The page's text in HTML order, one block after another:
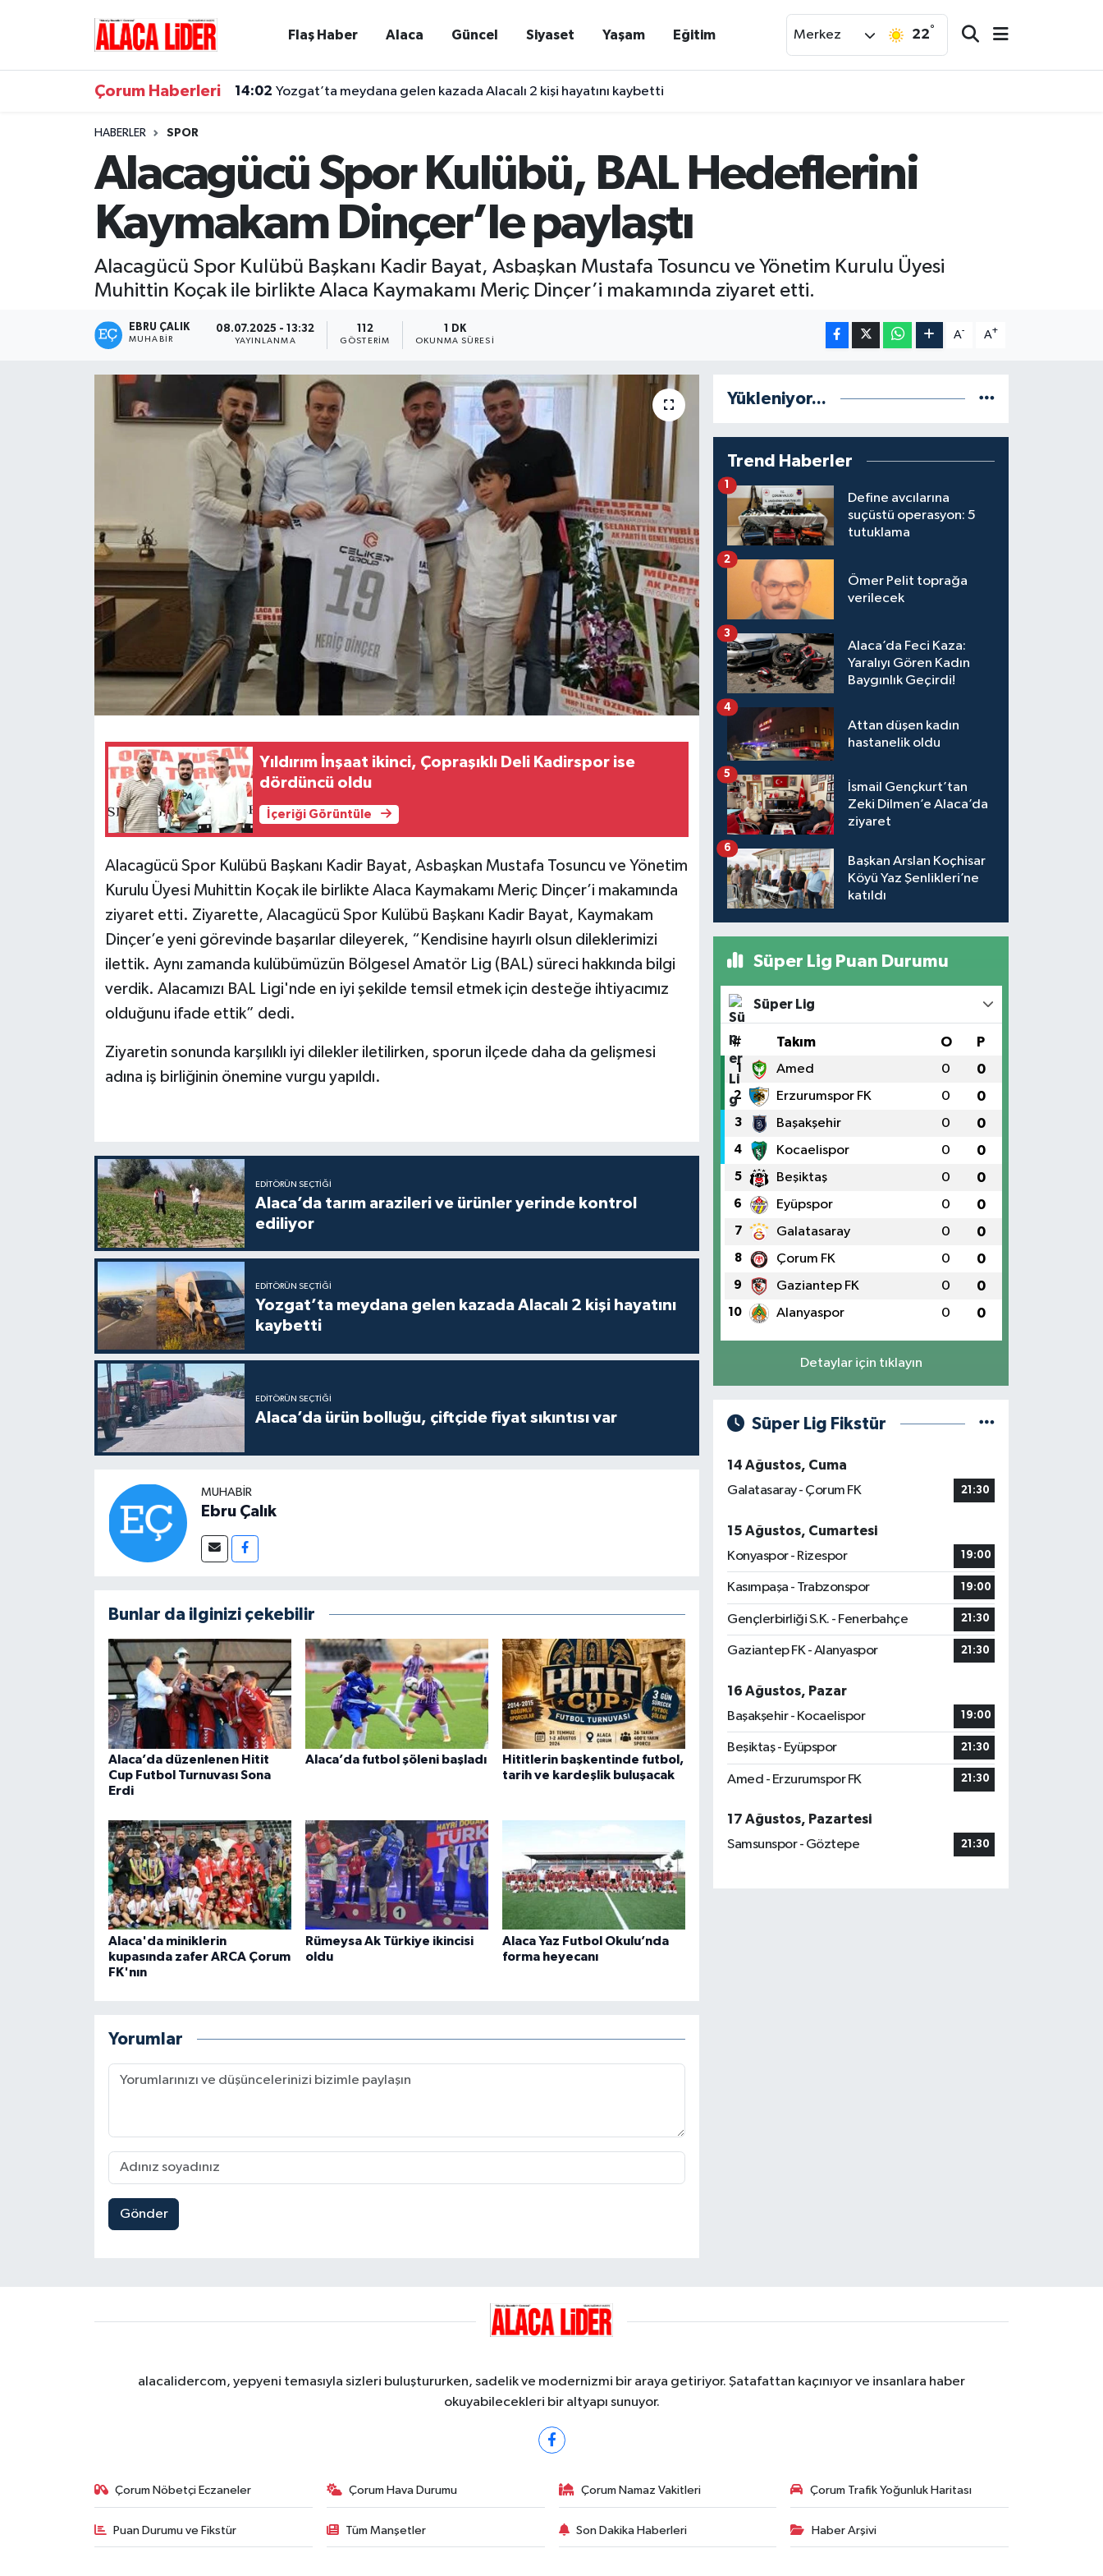
Flaş Haber Alaca Güncel Siyaset Yaşam Eğitim Merkez 22°
Çorum Haberleri 14:02 Yozgat’ta meydana gelen kazada Alacalı 2 kişi hayatını kaybetti
HABERLER SPOR
Alacagücü Spor Kulübü, BAL Hedeflerini
Kaymakam Dinçer’le paylaştı
Alacagücü Spor Kulübü Başkanı Kadir Bayat, Asbaşkan Mustafa Tosuncu ve Yönetim Kurulu Üyesi
Muhittin Koçak ile birlikte Alaca Kaymakamı Meriç Dinçer’i makamında ziyaret etti.
EBRU ÇALIK
MUHABIR
08.07.2025 - 13:32
YAYINLANMA
112
GÖSTERIM
1 DK
OKUNMA SÜRESI
A- A+
Yıldırım İnşaat ikinci, Çopraşıklı Deli Kadirspor ise
dördüncü oldu
İçeriği Görüntüle
Alacagücü Spor Kulübü Başkanı Kadir Bayat, Asbaşkan Mustafa Tosuncu ve Yönetim
Kurulu Üyesi Muhittin Koçak ile birlikte Alaca Kaymakamı Meriç Dinçer’i makamında
ziyaret etti. Ziyarette, Alacagücü Spor Kulübü Başkanı Kadir Bayat, Kaymakam
Dinçer’e yeni görevinde başarılar dileyerek, “Kendisine hayırlı olsun dileklerimizi
ilettik. Aynı zamanda kulübümüzün Bölgesel Amatör Lig (BAL) süreci hakkında bilgi
verdik. Alacamızı BAL Ligi'nde en iyi şekilde temsil etmek için desteğe ihtiyacımız
olduğunu ifade ettik” dedi.
Ziyaretin sonunda karşılıklı iyi dilekler iletilirken, sporun ilçede daha da gelişmesi
adına iş birliğinin önemine vurgu yapıldı.
EDITÖRÜN SEÇTIĞI
Alaca’da tarım arazileri ve ürünler yerinde kontrol
ediliyor
EDITÖRÜN SEÇTIĞI
Yozgat’ta meydana gelen kazada Alacalı 2 kişi hayatını
kaybetti
EDITÖRÜN SEÇTIĞI
Alaca’da ürün bolluğu, çiftçide fiyat sıkıntısı var
MUHABIR
Ebru Çalık
Bunlar da ilginizi çekebilir
Alaca’da düzenlenen Hitit
Cup Futbol Turnuvası Sona
Erdi
Alaca’da futbol şöleni başladı
Hititlerin başkentinde futbol,
tarih ve kardeşlik buluşacak
Alaca'da miniklerin
kupasında zafer ARCA Çorum
FK'nın
Rümeysa Ak Türkiye ikincisi
oldu
Alaca Yaz Futbol Okulu’nda
forma heyecanı
Yorumlar
Gönder
Yükleniyor...
Trend Haberler
Define avcılarına
suçüstü operasyon: 5
tutuklama
1
Ömer Pelit toprağa
verilecek
2
Alaca’da Feci Kaza:
Yaralıyı Gören Kadın
Baygınlık Geçirdi!
3
Attan düşen kadın
hastanelik oldu
4
İsmail Gençkurt’tan
Zeki Dilmen’e Alaca’da
ziyaret
5
Başkan Arslan Koçhisar
Köyü Yaz Şenlikleri’ne
katıldı
6
Süper Lig Puan Durumu
Süper Lig
# Takım O P
1 Amed 0 0
2 Erzurumspor FK 0 0
3 Başakşehir 0 0
4 Kocaelispor 0 0
5 Beşiktaş 0 0
6 Eyüpspor 0 0
7 Galatasaray 0 0
8 Çorum FK 0 0
9 Gaziantep FK 0 0
10 Alanyaspor 0 0
Detaylar için tıklayın
Süper Lig Fikstür
14 Ağustos, Cuma
Galatasaray - Çorum FK
21:30
15 Ağustos, Cumartesi
Konyaspor - Rizespor
19:00
Kasımpaşa - Trabzonspor 19:00
Gençlerbirliği S.K. - Fenerbahçe 21:30
Gaziantep FK - Alanyaspor 21:30
16 Ağustos, Pazar
Başakşehir - Kocaelispor
19:00
Beşiktaş - Eyüpspor 21:30
Amed - Erzurumspor FK 21:30
17 Ağustos, Pazartesi
Samsunspor - Göztepe
21:30
alacalidercom, yepyeni temasıyla sizleri buluştururken, sadelik ve modernizmi bir araya getiriyor. Şatafattan kaçınıyor ve insanlara haber
okuyabilecekleri bir altyapı sunuyor.
Çorum Nöbetçi Eczaneler Çorum Hava Durumu Çorum Namaz Vakitleri Çorum Trafik Yoğunluk Haritası
Puan Durumu ve Fikstür Tüm Manşetler Son Dakika Haberleri Haber Arşivi
Çorum Trafik Yoğunluk Haritası
Süper Lig Puan Durumu ve Fikstür
Tüm Manşetler